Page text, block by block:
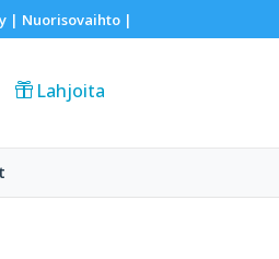
| Nuorisovaihto|
Lahjoita